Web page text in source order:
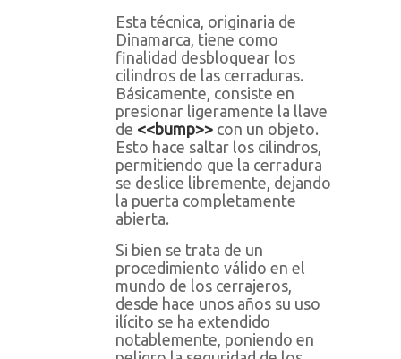
Esta técnica, originaria de
Dinamarca, tiene como
finalidad desbloquear los
cilindros de las cerraduras.
Básicamente, consiste en
presionar ligeramente la llave
de <<bump>> con un objeto.
Esto hace saltar los cilindros,
permitiendo que la cerradura
se deslice libremente, dejando
la puerta completamente
abierta.
Si bien se trata de un
procedimiento válido en el
mundo de los cerrajeros,
desde hace unos años su uso
ilícito se ha extendido
notablemente, poniendo en